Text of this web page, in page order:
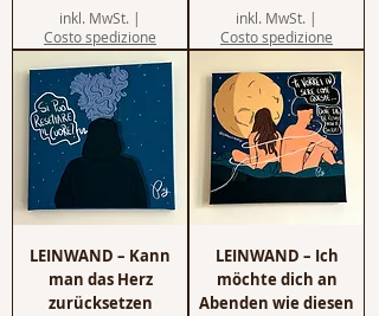
inkl. MwSt. |
Costo spedizione
inkl. MwSt. |
Costo spedizione
LEINWAND – Kann
man das Herz
zurücksetzen
LEINWAND – Ich
möchte dich an
Abenden wie diesen